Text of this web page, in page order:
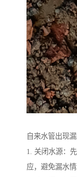
自来水管出现
1. 关闭水源：
应，避免漏水